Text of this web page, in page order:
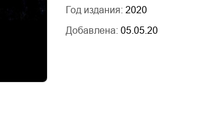
Год издания: 2020
Добавлена: 05.05.20